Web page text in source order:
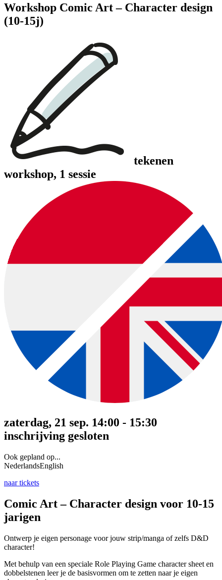
Workshop Comic Art – Character design
(10-15j)
tekenen
workshop, 1 sessie
zaterdag, 21 sep. 14:00 - 15:30
inschrijving gesloten
Ook gepland op...
NederlandsEnglish
naar tickets
Comic Art – Character design voor 10-15
jarigen
Ontwerp je eigen personage voor jouw strip/manga of zelfs D&D
character!
Met behulp van een speciale Role Playing Game character sheet en
dobbelstenen leer je de basisvormen om te zetten naar je eigen